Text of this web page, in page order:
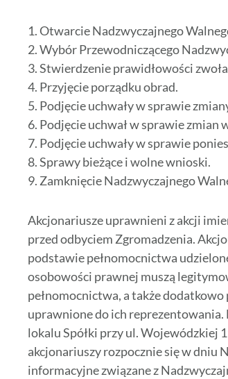
1. Otwarcie Nadzwyczajnego
2. Wybór Przewodniczącego
3. Stwierdzenie prawidłowości
4. Przyjęcie porządku obrad.
5. Podjęcie uchwały w sprawie
6. Podjęcie uchwał w sprawie zmian
7. Podjęcie uchwały w sprawie
8. Sprawy bieżące i wolne wnioski.
9. Zamknięcie Nadzwyczajnego
Akcjonariusze uprawnieni z akcji
przed odbyciem Zgromadzenia.
podstawie pełnomocnictwa
osobowości prawnej muszą
pełnomocnictwa, a także
uprawnione do ich
lokalu Spółki przy ul. Wojewódzkiej
akcjonariuszy rozpocznie się w dniu
informacyjne związane z